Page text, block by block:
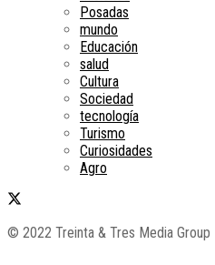
Posadas
mundo
Educación
salud
Cultura
Sociedad
tecnología
Turismo
Curiosidades
Agro
© 2022 Treinta & Tres Media Group